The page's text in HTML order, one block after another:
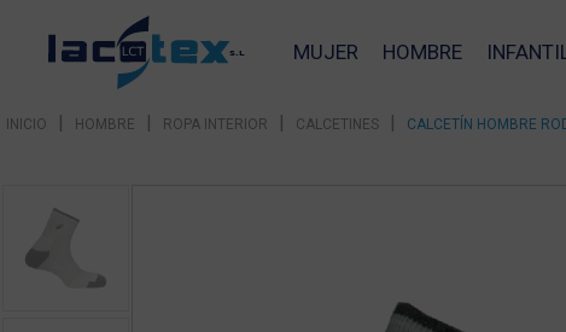
MUJER HOMBRE
INICIO | HOMBRE | ROPA INTERIOR | CALCETINES | CALCETÍN HOMBRE